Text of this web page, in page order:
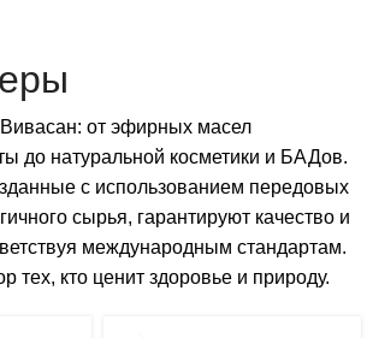
от эфирных масел
до натуральной косметики и БАДов.
с использованием передовых
сырья, гарантируют качество и
международным стандартам.
тех, кто ценит здоровье и природу.